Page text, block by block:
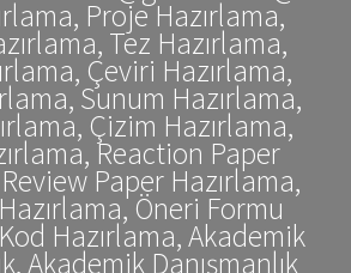
Proje Hazırlama,
Tez Hazırlama,
Çeviri Hazırlama,
Sunum Hazırlama,
Çizim Hazırlama,
Reaction Paper
Paper Hazırlama,
Öneri Formu
Hazırlama, Akademik
Akademik Danışmanlık